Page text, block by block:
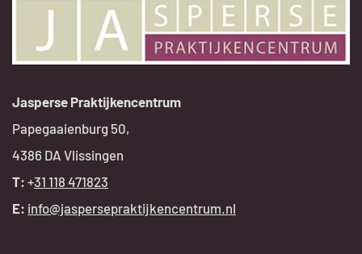
Jasperse Praktijkencentrum
Papegaaienburg 50,
4386 DA Vlissingen
T: +31 118 471823
E: info@jaspersepraktijkencentrum.nl